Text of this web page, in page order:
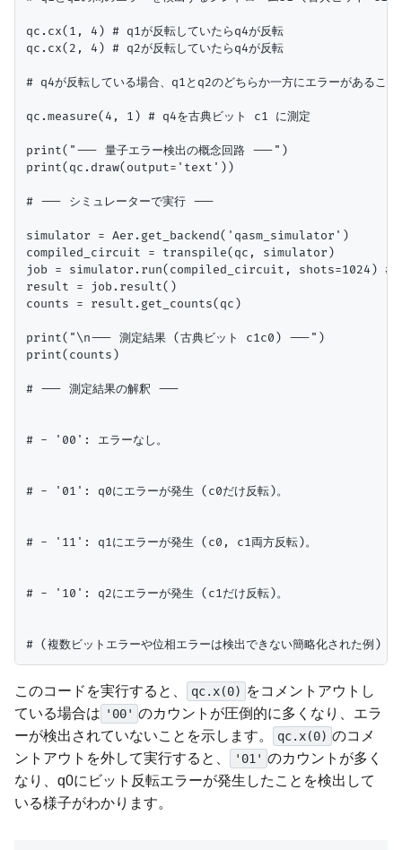
qc.cx(1, 4) # q1が反転していたらq4が反転
qc.cx(2, 4) # q2が反転していたらq4が反転
# q4が反転している場合、q1とq2のどちらか一方にエラーがあること
qc.measure(4, 1) # q4を古典ビット c1 に測定
print("--- 量子エラー検出の概念回路 ---")
print(qc.draw(output='text'))
# --- シミュレーターで実行 ---
simulator = Aer.get_backend('qasm_simulator')
compiled_circuit = transpile(qc, simulator)
job = simulator.run(compiled_circuit, shots=1024) #
result = job.result()
counts = result.get_counts(qc)
print("\n--- 測定結果 (古典ビット c1c0) ---")
print(counts)
# --- 測定結果の解釈 ---
# - '00': エラーなし。
# - '01': q0にエラーが発生 (c0だけ反転)。
# - '11': q1にエラーが発生 (c0, c1両方反転)。
# - '10': q2にエラーが発生 (c1だけ反転)。
このコードを実行すると、 qc.x(0) をコメントアウトし
ている場合は '00' のカウントが圧倒的に多くなり、エラ
ーが検出されていないことを示します。
qc.x(0) のコメ
ントアウトを外して実行すると、
'01' のカウントが多く
なり、q0にビット反転エラーが発生したことを検出して
いる様子がわかります。